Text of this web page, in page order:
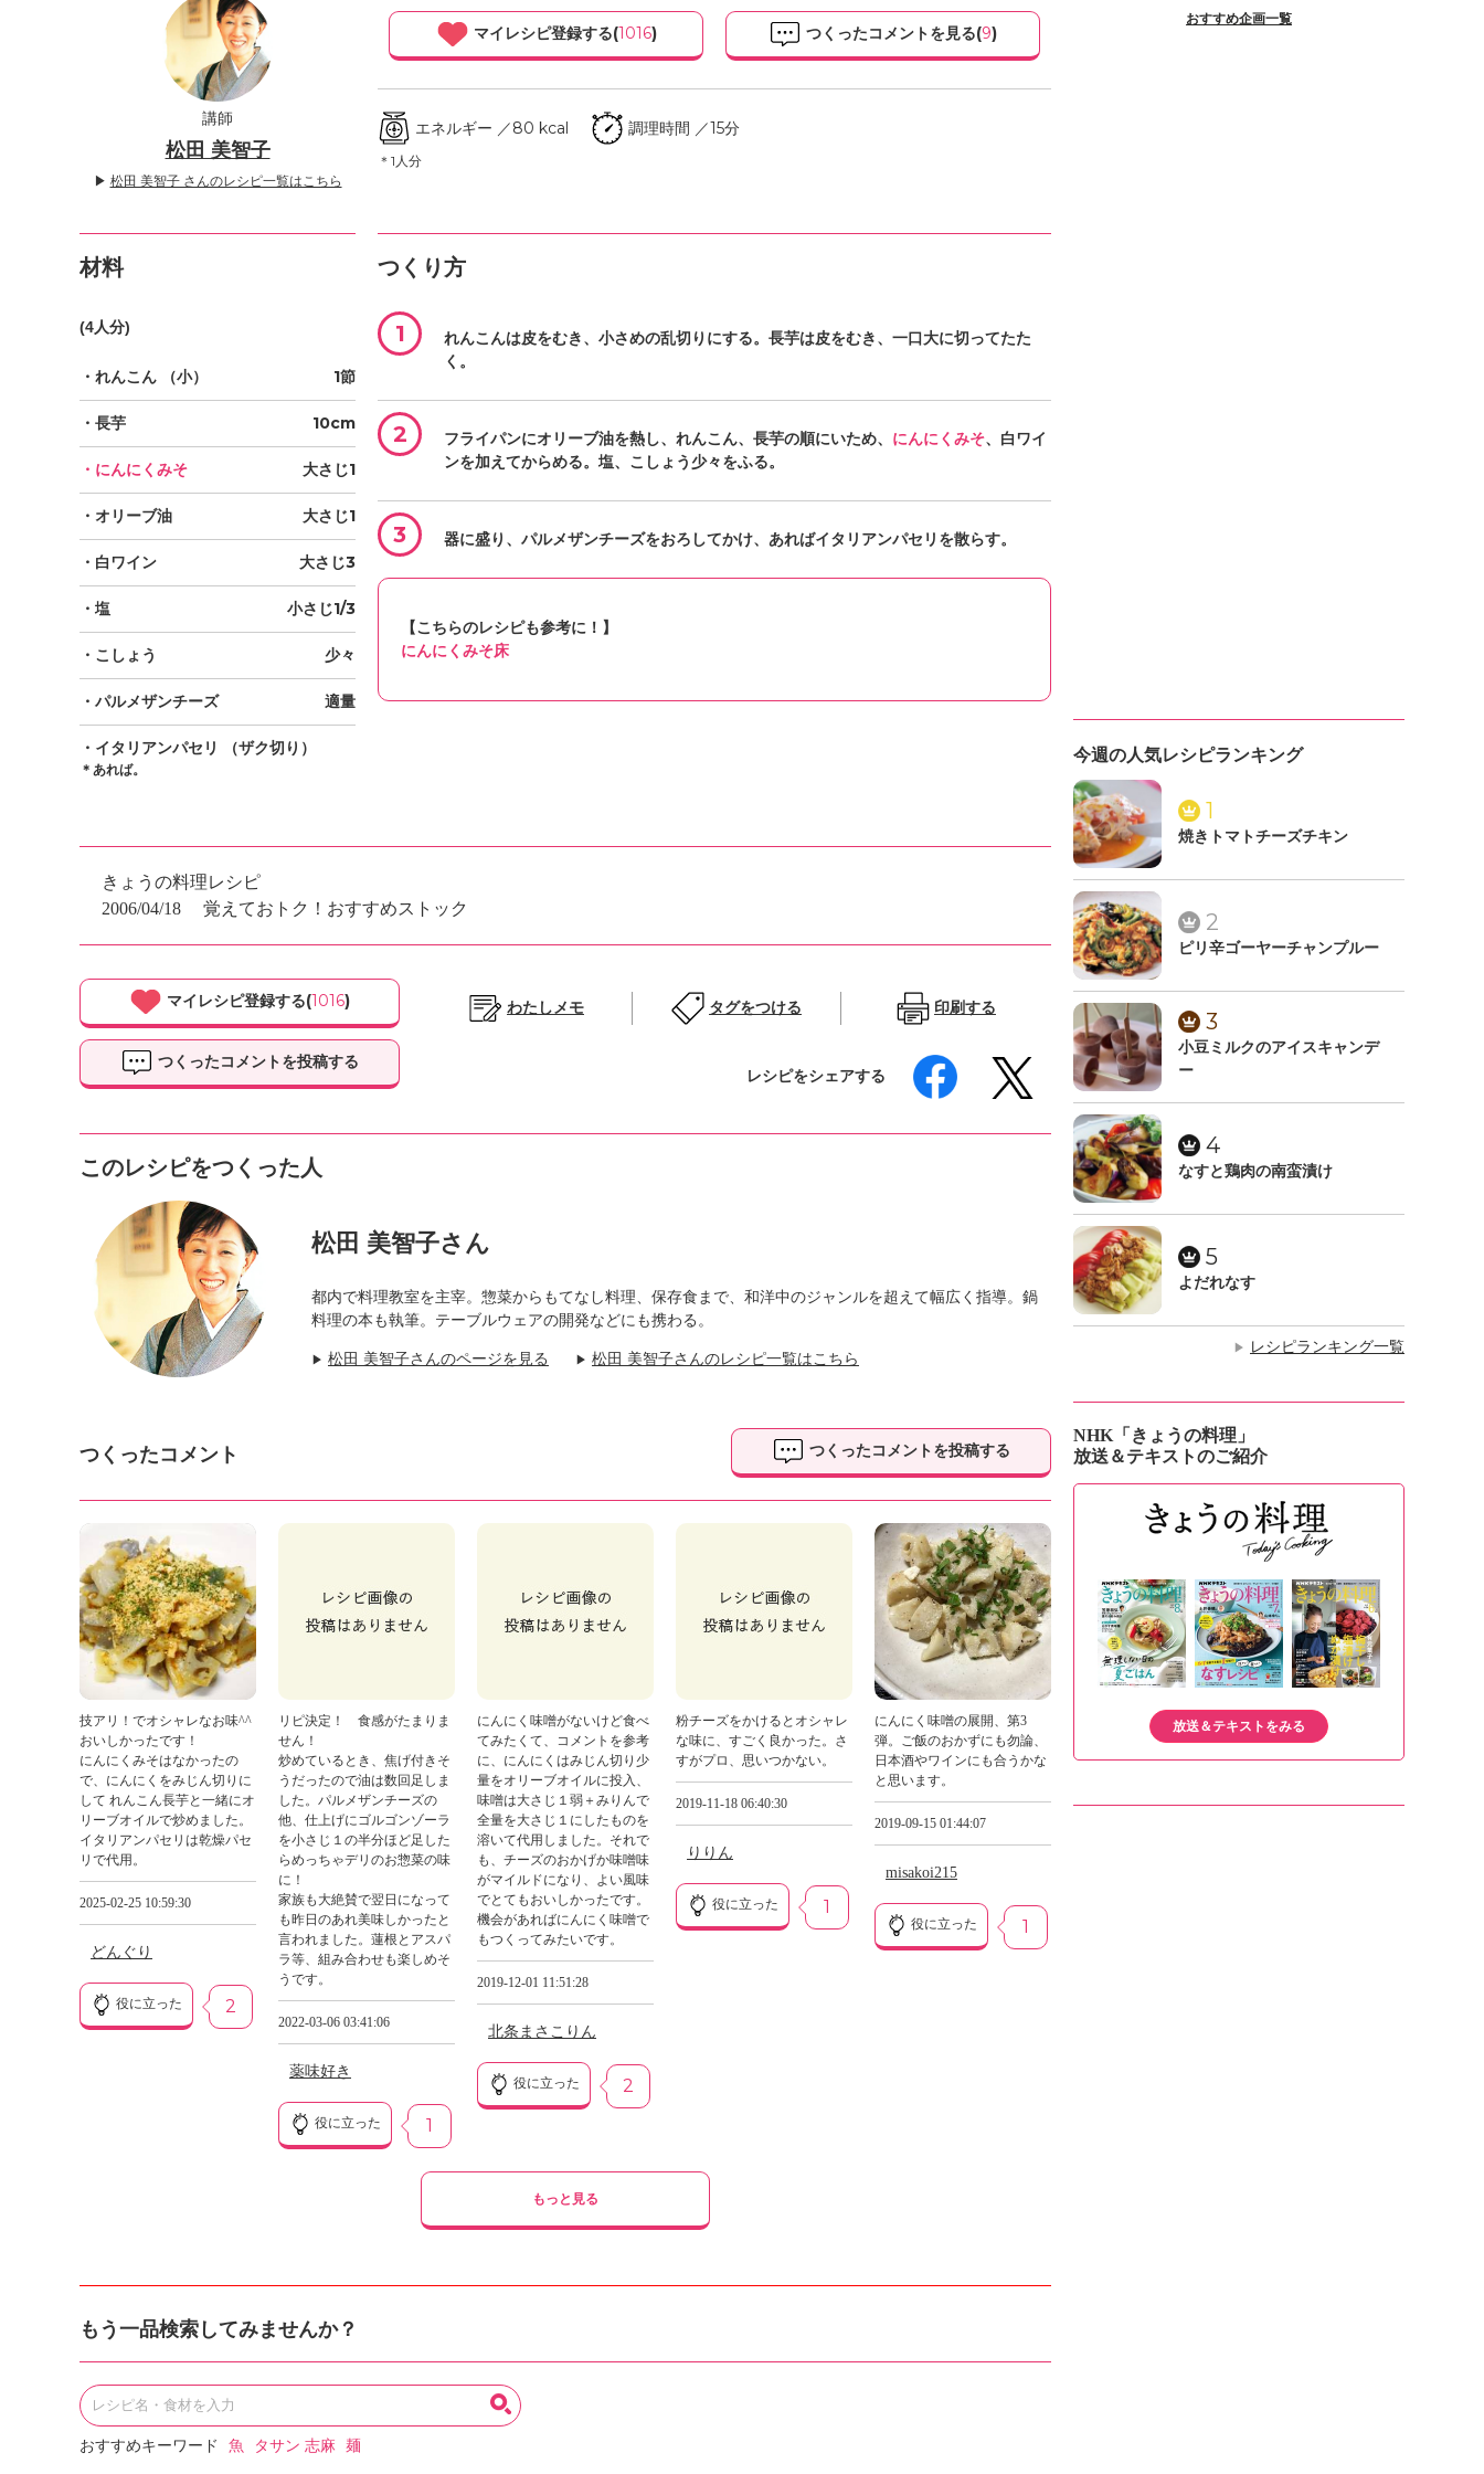
講師
松田 美智子
▶ 松田 美智子 さんのレシピ一覧はこちら
マイレシピ登録する(1016) つくったコメントを見る(9)
エネルギー ／80 kcal
＊1人分
調理時間 ／15分
材料
(4人分)
・れんこん （小） 1節
・長芋 10cm
・にんにくみそ 大さじ1
・オリーブ油 大さじ1
・白ワイン 大さじ3
・塩 小さじ1/3
・こしょう 少々
・パルメザンチーズ 適量
・イタリアンパセリ （ザク切り）
＊あれば。
つくり方
1
れんこんは皮をむき、小さめの乱切りにする。長芋は皮をむき、一口大に切ってたた
く。
2 フライパンにオリーブ油を熱し、れんこん、長芋の順にいため、 にんにくみそ、白ワイ
ンを加えてからめる。塩、こしょう少々をふる。
3 器に盛り、パルメザンチーズをおろしてかけ、あればイタリアンパセリを散らす。
【こちらのレシピも参考に！】
にんにくみそ床
きょうの料理レシピ
2006/04/18
覚えておトク！おすすめストック
マイレシピ登録する(1016)
つくったコメントを投稿する
わたしメモ タグをつける 印刷する
レシピをシェアする
このレシピをつくった人
松田 美智子さん
都内で料理教室を主宰。惣菜からもてなし料理、保存食まで、和洋中のジャンルを超えて幅広く指導。鍋
料理の本も執筆。テーブルウェアの開発などにも携わる。
▶ 松田 美智子さんのページを見る ▶ 松田 美智子さんのレシピ一覧はこちら
つくったコメント つくったコメントを投稿する
技アリ！でオシャレなお味^^
おいしかったです！
にんにくみそはなかったの
で、にんにくをみじん切りに
して れんこん長芋と一緒にオ
リーブオイルで炒めました。
イタリアンパセリは乾燥パセ
リで代用。
2025-02-25 10:59:30
どんぐり
役に立った 2
リピ決定！ 食感がたまりま
せん！
炒めているとき、焦げ付きそ
うだったので油は数回足しま
した。パルメザンチーズの
他、仕上げにゴルゴンゾーラ
を小さじ１の半分ほど足した
らめっちゃデリのお惣菜の味
に！
家族も大絶賛で翌日になって
も昨日のあれ美味しかったと
言われました。蓮根とアスパ
ラ等、組み合わせも楽しめそ
うです。
2022-03-06 03:41:06
薬味好き
役に立った 1
にんにく味噌がないけど食べ
てみたくて、コメントを参考
に、にんにくはみじん切り少
量をオリーブオイルに投入、
味噌は大さじ１弱＋みりんで
全量を大さじ１にしたものを
溶いて代用しました。それで
も、チーズのおかげか味噌味
がマイルドになり、よい風味
でとてもおいしかったです。
機会があればにんにく味噌で
もつくってみたいです。
2019-12-01 11:51:28
北条まさこりん
役に立った 2
粉チーズをかけるとオシャレ
な味に、すごく良かった。さ
すがプロ、思いつかない。
2019-11-18 06:40:30
りりん
役に立った 1
にんにく味噌の展開、第3
弾。ご飯のおかずにも勿論、
日本酒やワインにも合うかな
と思います。
2019-09-15 01:44:07
misakoi215
役に立った 1
もっと見る
もう一品検索してみませんか？
おすすめキーワード 魚 タサン 志麻 麺
おすすめ企画一覧
今週の人気レシピランキング
1
焼きトマトチーズチキン
2
ピリ辛ゴーヤーチャンプルー
3
小豆ミルクのアイスキャンデ
ー
4
なすと鶏肉の南蛮漬け
5
よだれなす
▶ レシピランキング一覧
NHK「きょうの料理」
放送＆テキストのご紹介
放送＆テキストをみる